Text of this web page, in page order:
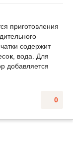
приготовления
содержит
к , вода. Для
добавляется
0